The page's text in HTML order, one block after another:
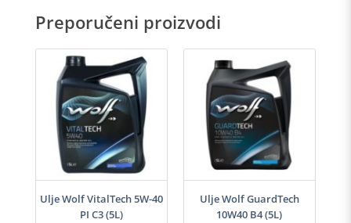
Preporučeni proizvodi
Ulje Wolf VitalTech 5W-40
PI C3 (5L)
Ulje Wolf GuardTech
10W40 B4 (5L)